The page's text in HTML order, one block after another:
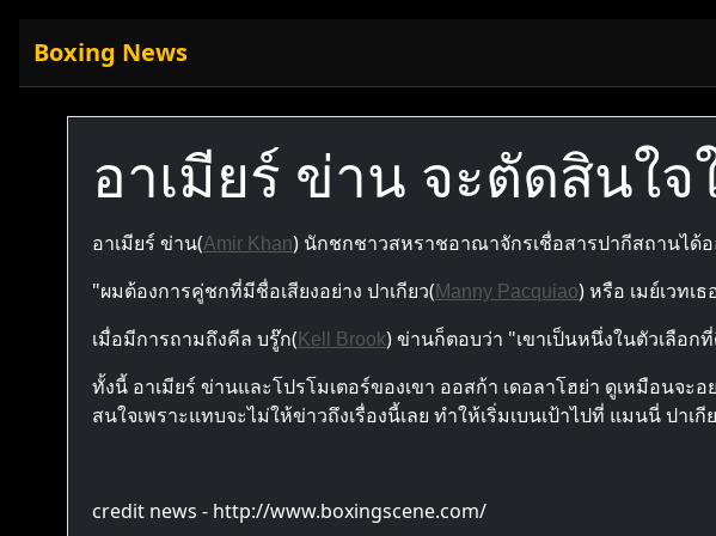
Boxing News
อาเมียร์ ข่าน จะตัดสินใ
อาเมียร์ ข่าน(Amir Khan) นักชกชาวสหราชอาณาจักรเชื่อสารปากีสถานได้
"ผมต้องการคู่ชกที่มีชื่อเสียงอย่าง ปาเกียว( Manny Pacquiao) หรือ เมย์เวทเธ
เมื่อมีการถามถึงคีล บรู๊ก( Kell Brook) ข่านก็ตอบว่า "เขาเป็นหนึ่งในตัวเลือก
ทั้งนี้ อาเมียร์ ข่านและโปรโมเตอร์ของเขา ออสก้า เดอลาโฮย่า ดูเหมือนจ
สนใจเพราะแทบจะไม่ให้ข่าวถึงเรื่องนี้เลย ทำให้เริ่มเบนเป้าไปที่ แมนนี่ ปาเกี
credit news - http://www.boxingscene.com/